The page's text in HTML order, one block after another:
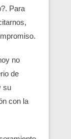
Para
no
de
su
con la